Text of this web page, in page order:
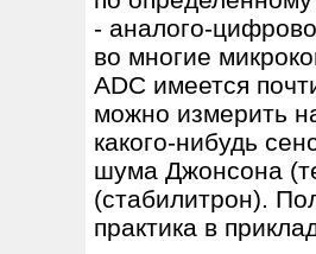
- аналого-
во многие
ADC имеется
можно измерить
какого-нибудь
шума Джонсона
(стабилитрон).
практика в